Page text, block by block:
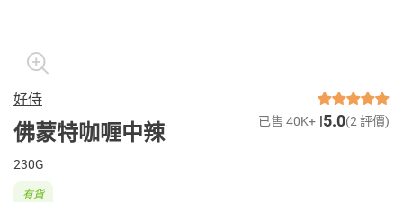
好侍
佛蒙特咖喱中辣 已售 40K+ 5.0(2 評價)
230G
有貨